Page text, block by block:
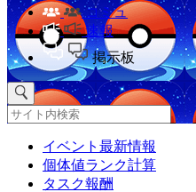
コミュ
速報
掲示板
イベント最新情報
個体値ランク計算
タスク報酬